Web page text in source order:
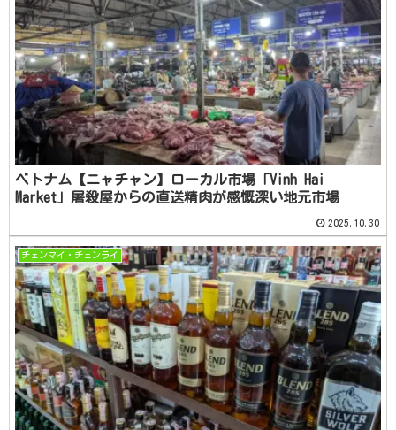
ベトナム【ニャチャン】ローカル市場「Vinh Hai
Market」屠殺屋からの直送精肉が感慨深い地元市場
2025.10.30
チェンマイ・チェンライ